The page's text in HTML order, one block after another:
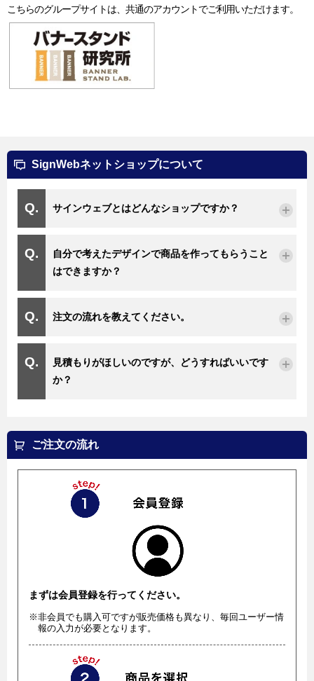
こちらのグループサイトは、共通のアカウントでご利用いただけます。
SignWebネットショップについて
サインウェブとはどんなショップですか？
自分で考えたデザインで商品を作ってもらうこと
はできますか？
注文の流れを教えてください。
見積もりがほしいのですが、どうすればいいです
か？
ご注文の流れ
まずは会員登録を行ってください。
※非会員でも購入可ですが販売価格も異なり、毎回ユーザー情
報の入力が必要となります。